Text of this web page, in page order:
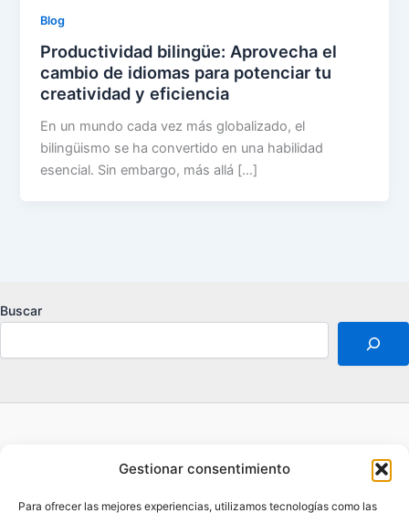
Gestionar consentimiento
Para ofrecer las mejores experiencias, utilizamos tecnologías como las
Blog
Productividad bilingüe: Aprovecha el
cambio de idiomas para potenciar tu
creatividad y eficiencia
En un mundo cada vez más globalizado, el
bilingüismo se ha convertido en una habilidad
esencial. Sin embargo, más allá […]
Buscar
Aviso legal
Contacto